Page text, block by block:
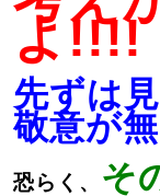
よ!!!!
先ずは
敬意が
恐らく、 そ